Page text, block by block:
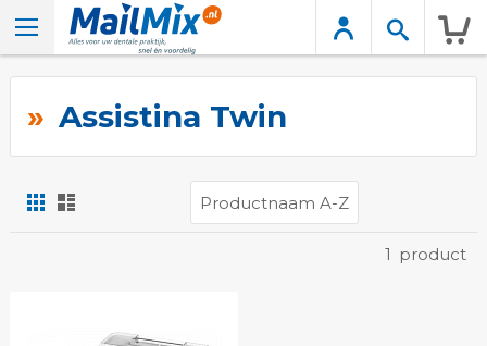
Assistina Twin
Foto-
tabel
1 product